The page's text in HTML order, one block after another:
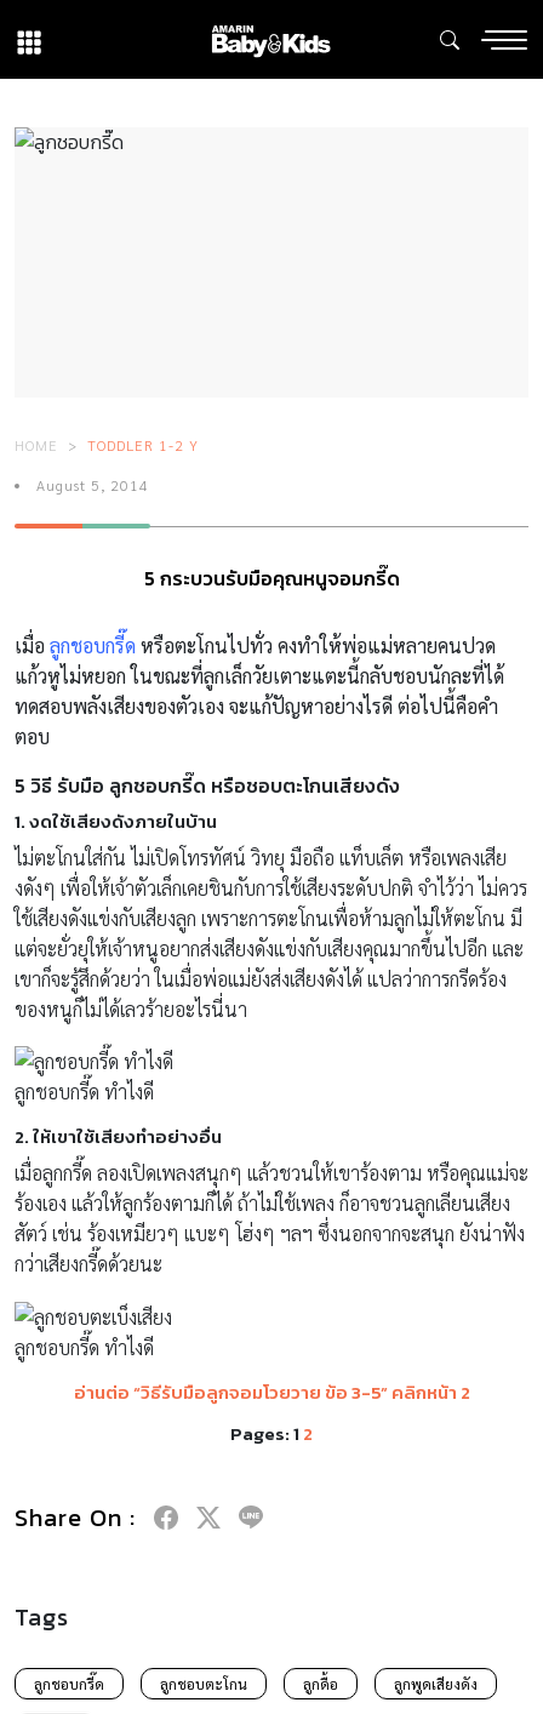
HOME TODDLER 1-2 Y
August 5, 2014
5 กระบวนรับมือคุณหนูจอมกรี๊ด
เมื่อ ลูกชอบกรี๊ด หรือตะโกนไปทั่ว คงทำให้พ่อแม่หลายคนปวด
แก้วหูไม่หยอก ในขณะที่ลูกเล็กวัยเตาะแตะนี้กลับชอบนักละที่ได้
ทดสอบพลังเสียงของตัวเอง จะแก้ปัญหาอย่างไรดี ต่อไปนี้คือคำ
ตอบ
5 วิธี รับมือ ลูกชอบกรี๊ด หรือชอบตะโกนเสียงดัง
1. งดใช้เสียงดังภายในบ้าน
ไม่ตะโกนใส่กัน ไม่เปิดโทรทัศน์ วิทยุ มือถือ แท็บเล็ต หรือเพลงเสีย
งดังๆ เพื่อให้เจ้าตัวเล็กเคยชินกับการใช้เสียงระดับปกติ จำไว้ว่า ไม่ควร
ใช้เสียงดังแข่งกับเสียงลูก เพราะการตะโกนเพื่อห้ามลูกไม่ให้ตะโกน มี
แต่จะยั่วยุให้เจ้าหนูอยากส่งเสียงดังแข่งกับเสียงคุณมากขึ้นไปอีก และ
เขาก็จะรู้สึกด้วยว่า ในเมื่อพ่อแม่ยังส่งเสียงดังได้ แปลว่าการกรีดร้อง
ของหนูก็ไม่ได้เลวร้ายอะไรนี่นา
ลูกชอบกรี๊ด ทําไงดี
2. ให้เขาใช้เสียงทำอย่างอื่น
เมื่อลูกกรี๊ด ลองเปิดเพลงสนุกๆ แล้วชวนให้เขาร้องตาม หรือคุณแม่จะ
ร้องเอง แล้วให้ลูกร้องตามก็ได้ ถ้าไม่ใช้เพลง ก็อาจชวนลูกเลียนเสียง
สัตว์ เช่น ร้องเหมียวๆ แบะๆ โฮ่งๆ ฯลฯ ซึ่งนอกจากจะสนุก ยังน่าฟัง
กว่าเสียงกรี๊ดด้วยนะ
ลูกชอบกรี๊ด ทําไงดี
อ่านต่อ “วิธีรับมือลูกจอมโวยวาย ข้อ 3-5” คลิกหน้า 2
Pages:1 2
Share On :
Tags
ลูกชอบกรี๊ด ลูกชอบตะโกน ลูกดื้อ ลูกพูดเสียงดัง